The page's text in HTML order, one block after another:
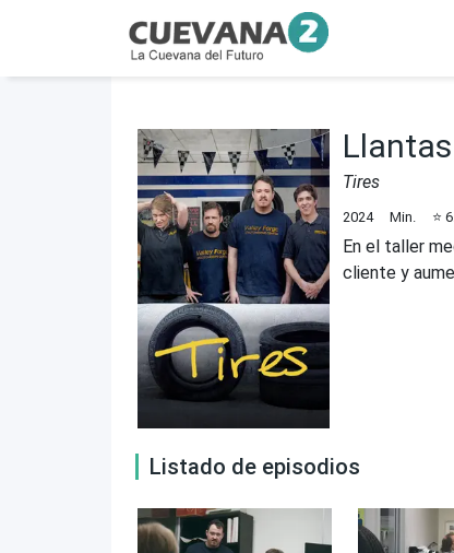
Llantas
Tires
2024 Min. ⭐
En el taller
cliente y
Listado de episodios